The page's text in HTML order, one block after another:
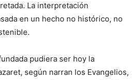
La interpretación
en un hecho no histórico, no
pudiera ser hoy la
según narran los Evangelios,